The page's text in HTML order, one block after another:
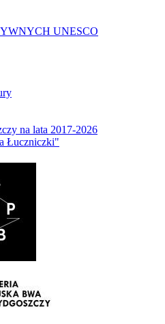
UNESCO
na lata 2017-2026
Łuczniczki"